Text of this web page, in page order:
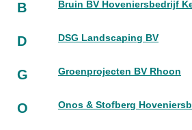
B Bruin BV Hoveniersbedrijf
D DSG Landscaping BV
G Groenprojecten BV Rhoon
O Onos & Stofberg